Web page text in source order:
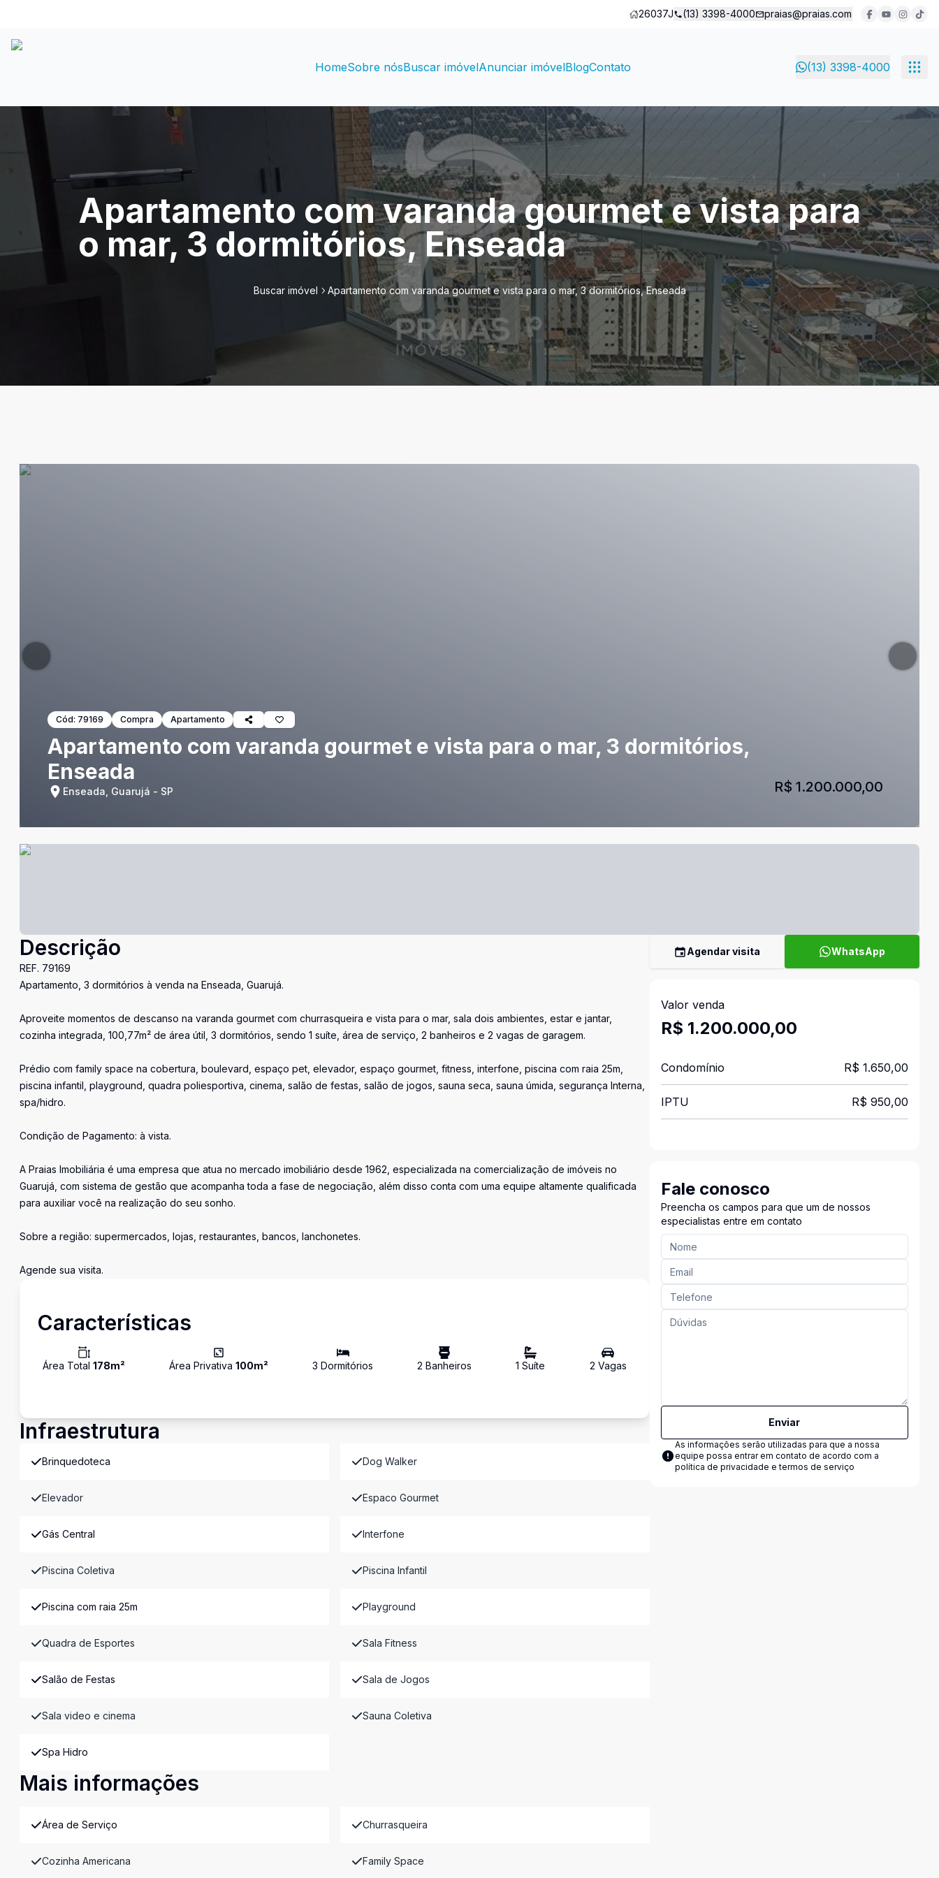
26037J (13) 3398-4000 praias@praias.com
HomeSobre nósBuscar imóvelAnunciar imóvelBlogContato (13) 3398-4000
Apartamento com varanda gourmet e vista para
o mar, 3 dormitórios, Enseada
Buscar imóvel Apartamento com varanda gourmet e vista para o mar, 3 dormitórios, Enseada
Cód: 79169 Compra Apartamento
Apartamento com varanda gourmet e vista para o mar, 3 dormitórios,
Enseada
Enseada, Guarujá - SP R$ 1.200.000,00
Descrição
REF. 79169
Apartamento, 3 dormitórios à venda na Enseada, Guarujá.
Aproveite momentos de descanso na varanda gourmet com churrasqueira e vista para o mar, sala dois ambientes, estar e jantar,
cozinha integrada, 100,77m² de área útil, 3 dormitórios, sendo 1 suíte, área de serviço, 2 banheiros e 2 vagas de garagem.
Prédio com family space na cobertura, boulevard, espaço pet, elevador, espaço gourmet, fitness, interfone, piscina com raia 25m,
piscina infantil, playground, quadra poliesportiva, cinema, salão de festas, salão de jogos, sauna seca, sauna úmida, segurança Interna,
spa/hidro.
Condição de Pagamento: à vista.
A Praias Imobiliária é uma empresa que atua no mercado imobiliário desde 1962, especializada na comercialização de imóveis no
Guarujá, com sistema de gestão que acompanha toda a fase de negociação, além disso conta com uma equipe altamente qualificada
para auxiliar você na realização do seu sonho.
Sobre a região: supermercados, lojas, restaurantes, bancos, lanchonetes.
Agende sua visita.
Características
Área Total 178m² Área Privativa100m² 3 Dormitórios 2 Banheiros 1 Suíte 2 Vagas
Infraestrutura
Brinquedoteca Dog Walker
Elevador Espaco Gourmet
Gás Central Interfone
Piscina Coletiva Piscina Infantil
Piscina com raia 25m Playground
Quadra de Esportes Sala Fitness
Salão de Festas Sala de Jogos
Sala video e cinema Sauna Coletiva
Spa Hidro
Mais informações
Área de Serviço Churrasqueira
Cozinha Americana Family Space
Agendar visita WhatsApp
Valor venda
R$ 1.200.000,00
Condomínio R$ 1.650,00
IPTU R$ 950,00
Fale conosco
Preencha os campos para que um de nossos
especialistas entre em contato
Enviar
As informações serão utilizadas para que a nossa
equipe possa entrar em contato de acordo com a
política de privacidade e termos de serviço